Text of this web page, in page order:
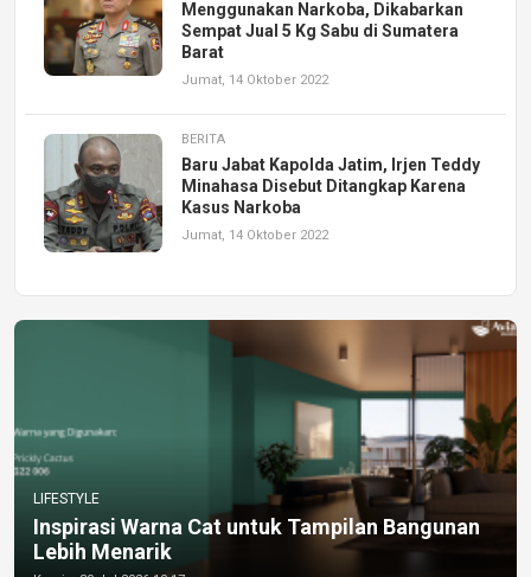
Menggunakan Narkoba, Dikabarkan
Sempat Jual 5 Kg Sabu di Sumatera
Barat
Jumat, 14 Oktober 2022
BERITA
Baru Jabat Kapolda Jatim, Irjen Teddy
Minahasa Disebut Ditangkap Karena
Kasus Narkoba
Jumat, 14 Oktober 2022
LIFESTYLE
Inspirasi Warna Cat untuk Tampilan Bangunan
Lebih Menarik